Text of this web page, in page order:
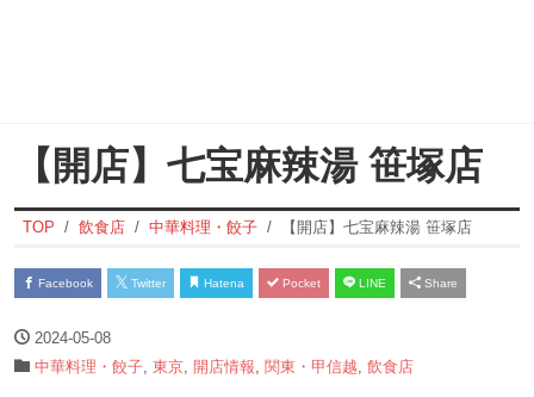
【開店】七宝麻辣湯 笹塚店
TOP 飲食店 中華料理・餃子 【開店】七宝麻辣湯 笹塚店
Facebook Twitter Hatena Pocket LINE Share
2024-05-08
中華料理・餃子 東京 開店情報 関東・甲信越 飲食店